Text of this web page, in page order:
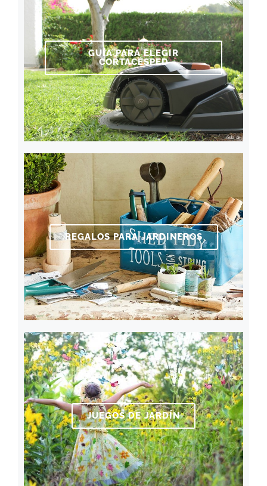
GUÍA PARA ELEGIR
CORTACÉSPED
REGALOS PARA JARDINEROS
JUEGOS DE JARDÍN